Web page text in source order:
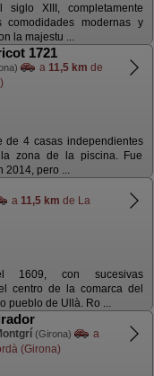
siglo XIII, completamente
modernas y
la majestu ...
1721
a 11,5 km de
de 4 casas independientes
zona de la piscina. Fue
2014, pero ...
a 11,5 km de La
1609, con sucesivas
centro de la comarca del
pueblo de Ullà. Ro ...
(Girona)
a
(Girona)